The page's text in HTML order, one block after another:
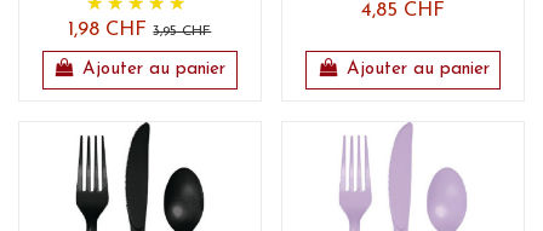
1,98 CHF3,95 CHF
Ajouter au panier
4,85 CHF
Ajouter au panier